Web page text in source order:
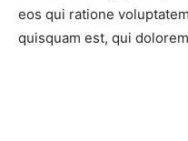
eos qui ratione
quisquam est, qui